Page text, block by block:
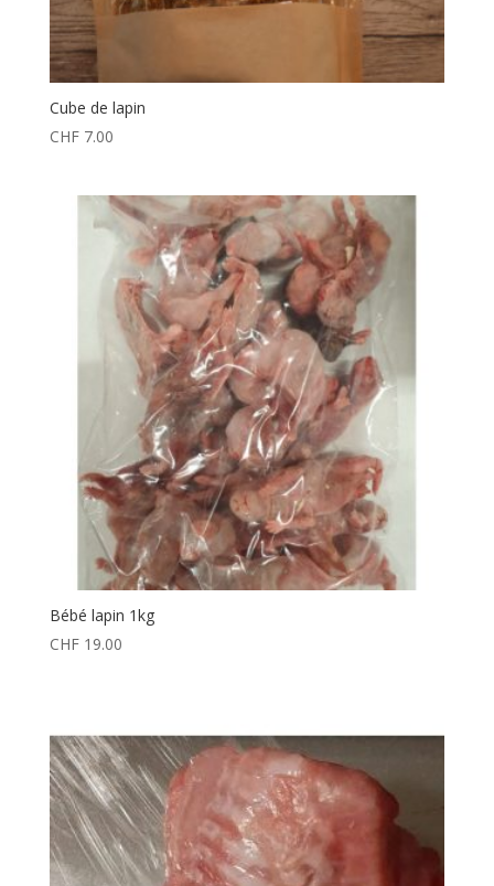
Cube de lapin
CHF7.00
Bébé lapin 1kg
CHF19.00